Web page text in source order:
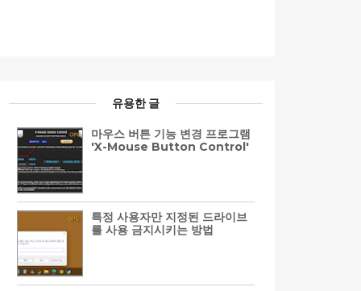
유용한 글
마우스 버튼 기능 변경 프로그램
'X-Mouse Button Control'
특정 사용자만 지정된 드라이브
를 사용 금지시키는 방법